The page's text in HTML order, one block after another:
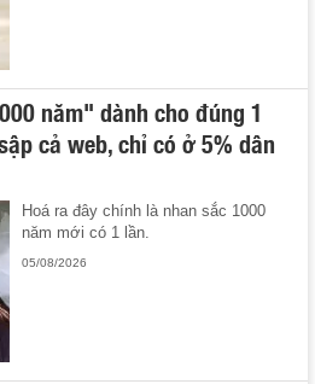
năm" dành cho đúng 1
cả web, chỉ có ở 5% dân
Hoá ra đây chính là nhan sắc 1000
năm mới có 1 lần.
05/08/2026